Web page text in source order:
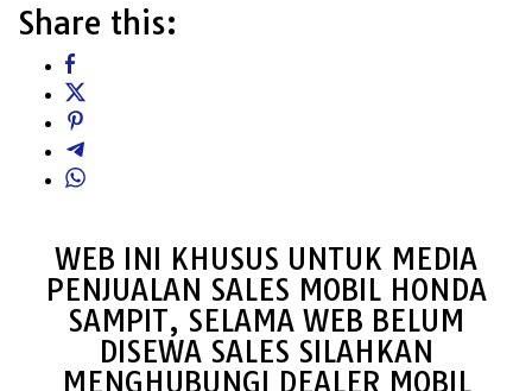
Share this:
WEB INI KHUSUS UNTUK MEDIA
PENJUALAN SALES MOBIL HONDA
SAMPIT, SELAMA WEB BELUM
DISEWA SALES SILAHKAN
MENGHUBUNGI DEALER MOBIL